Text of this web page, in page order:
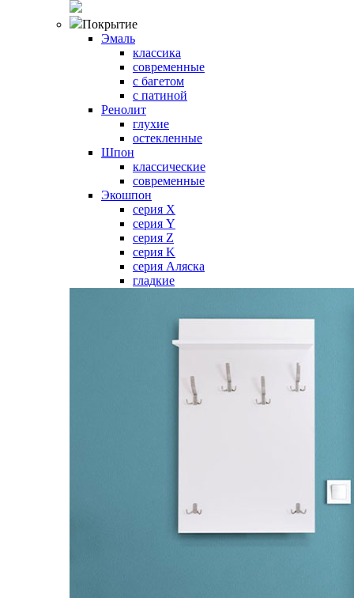
Покрытие
Эмаль
классика
современные
с багетом
с патиной
Ренолит
глухие
остекленные
Шпон
классические
современные
Экошпон
серия X
серия Y
серия Z
серия K
серия Аляска
гладкие